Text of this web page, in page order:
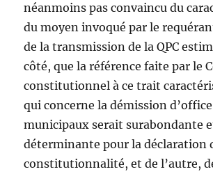
néanmoins pas convaincu du
du moyen invoqué par le
de la transmission de la QPC
côté, que la référence faite par le
constitutionnel à ce trait
qui concerne la démission
municipaux serait surabondante
déterminante pour la déclaration
constitutionnalité, et de l’autre,